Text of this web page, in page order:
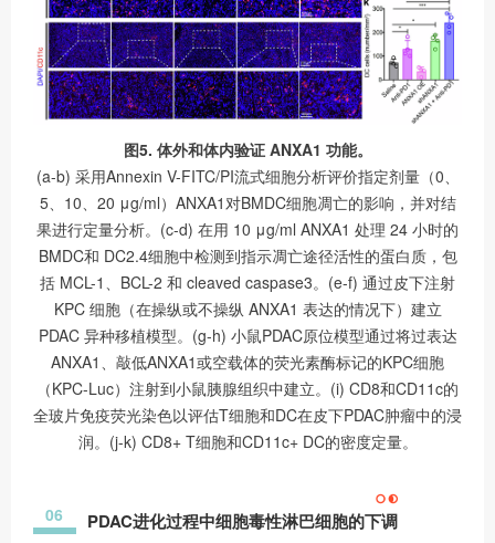
图5. 体外和体内验证 ANXA1 功能。
(a-b) 采用Annexin V-FITC/PI流式细胞分析评价指定剂量（0、
5、10、20 μg/ml）ANXA1对BMDC细胞凋亡的影响，并对结
果进行定量分析。(c-d) 在用 10 μg/ml ANXA1 处理 24 小时的
BMDC和 DC2.4细胞中检测到指示凋亡途径活性的蛋白质，包
括 MCL-1、BCL-2 和 cleaved caspase3。(e-f) 通过皮下注射
KPC 细胞（在操纵或不操纵 ANXA1 表达的情况下）建立
PDAC 异种移植模型。(g-h) 小鼠PDAC原位模型通过将过表达
ANXA1、敲低ANXA1或空载体的荧光素酶标记的KPC细胞
（KPC-Luc）注射到小鼠胰腺组织中建立。(i) CD8和CD11c的
全玻片免疫荧光染色以评估T细胞和DC在皮下PDAC肿瘤中的浸
润。(j-k) CD8+ T细胞和CD11c+ DC的密度定量。
06 PDAC进化过程中细胞毒性淋巴细胞的下调